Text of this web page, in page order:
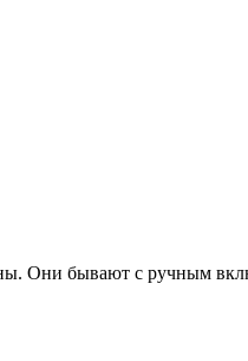
Они бывают с ручным